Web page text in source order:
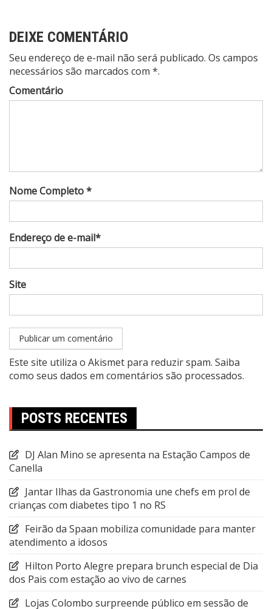
DEIXE COMENTÁRIO
Seu endereço de e-mail não será publicado. Os campos
necessários são marcados com *.
Comentário
Nome Completo *
Endereço de e-mail*
Site
Este site utiliza o Akismet para reduzir spam. Saiba
como seus dados em comentários são processados.
POSTS RECENTES
DJ Alan Mino se apresenta na Estação Campos de
Canella
Jantar Ilhas da Gastronomia une chefs em prol de
crianças com diabetes tipo 1 no RS
Feirão da Spaan mobiliza comunidade para manter
atendimento a idosos
Hilton Porto Alegre prepara brunch especial de Dia
dos Pais com estação ao vivo de carnes
Lojas Colombo surpreende público em sessão de